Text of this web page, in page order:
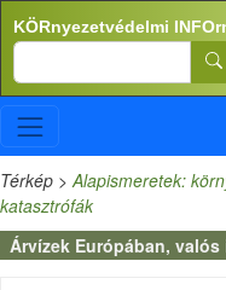
Ugrás a tartalomra
KÖRnyezetvédelmi
Search
Térkép >Alapismeretek:
katasztrófák
Árvízek Európában,